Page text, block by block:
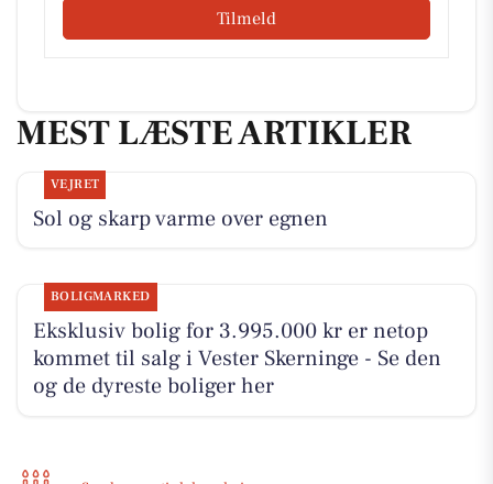
Tilmeld
MEST LÆSTE ARTIKLER
VEJRET
Sol og skarp varme over egnen
BOLIGMARKED
Eksklusiv bolig for 3.995.000 kr er netop
kommet til salg i Vester Skerninge - Se den
og de dyreste boliger her